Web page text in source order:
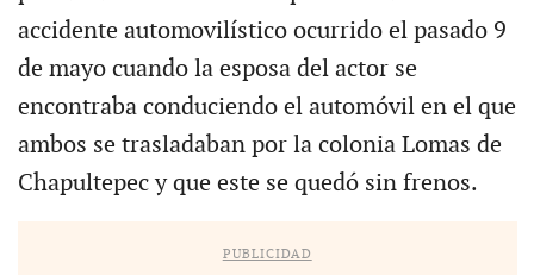
accidente automovilístico ocurrido el pasado 9
de mayo cuando la esposa del actor se
encontraba conduciendo el automóvil en el que
ambos se trasladaban por la colonia Lomas de
Chapultepec y que este se quedó sin frenos.
PUBLICIDAD